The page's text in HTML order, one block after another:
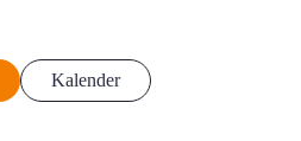
Kalender